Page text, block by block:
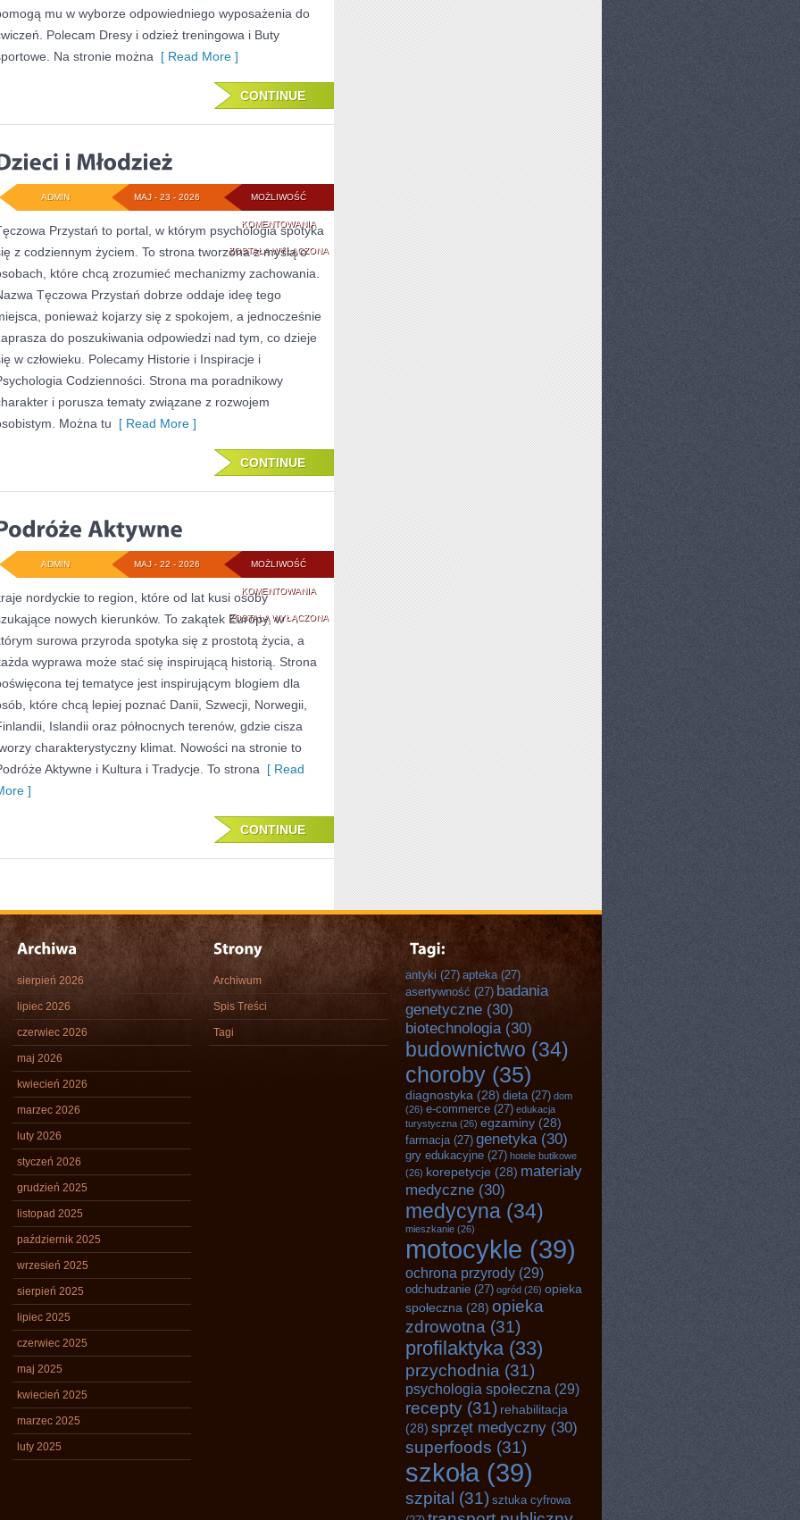
mu w wyborze odpowiedniego wyposażenia do
Polecam Dresy i odzież treningowa i Buty
Na stronie można [ Read More ]
CONTINUE
MOŻLIWOŚĆ
KOMENTOWANIADZIECI
I
MŁODZIEŻ
ZOSTAŁA WYŁĄCZONA
MAJ - 23 - 2026
ADMIN
Przystań to portal, w którym psychologia spotyka
z codziennym życiem. To strona tworzona z myślą o
które chcą zrozumieć mechanizmy zachowania.
Tęczowa Przystań dobrze oddaje ideę tego
ponieważ kojarzy się z spokojem, a jednocześnie
do poszukiwania odpowiedzi nad tym, co dzieje
w człowieku. Polecamy Historie i Inspiracje i
Codzienności. Strona ma poradnikowy
i porusza tematy związane z rozwojem
Można tu [ Read More ]
CONTINUE
MOŻLIWOŚĆ
KOMENTOWANIAPODRÓŻE
AKTYWNE
ZOSTAŁA WYŁĄCZONA
MAJ - 22 - 2026
ADMIN
nordyckie to region, które od lat kusi osoby
nowych kierunków. To zakątek Europy, w
surowa przyroda spotyka się z prostotą życia, a
wyprawa może stać się inspirującą historią. Strona
tej tematyce jest inspirującym blogiem dla
które chcą lepiej poznać Danii, Szwecji, Norwegii,
Islandii oraz północnych terenów, gdzie cisza
charakterystyczny klimat. Nowości na stronie to
Aktywne i Kultura i Tradycje. To strona [ Read
]
CONTINUE
sierpień 2026
lipiec 2026
czerwiec 2026
maj 2026
kwiecień 2026
marzec 2026
luty 2026
styczeń 2026
grudzień 2025
listopad 2025
październik 2025
wrzesień 2025
sierpień 2025
lipiec 2025
czerwiec 2025
maj 2025
kwiecień 2025
marzec 2025
luty 2025
Archiwum
Spis Treści
Tagi
antyki (27) apteka(27)
asertywność (27) badania
genetyczne (30)
biotechnologia(30)
budownictwo (34)
choroby (35)
diagnostyka (28) dieta(27) dom
(26) e-commerce (27) edukacja
turystyczna (26) egzaminy (28)
farmacja(27) genetyka(30)
gry edukacyjne (27) hotele butikowe
(26) korepetycje (28) materiały
medyczne (30)
medycyna (34)
mieszkanie (26)
motocykle (39)
ochrona przyrody (29)
odchudzanie (27) ogród (26) opieka
społeczna (28) opieka
zdrowotna (31)
profilaktyka(33)
przychodnia (31)
psychologia społeczna (29)
recepty (31) rehabilitacja
(28) sprzęt medyczny (30)
superfoods (31)
szkoła (39)
szpital (31) sztuka cyfrowa